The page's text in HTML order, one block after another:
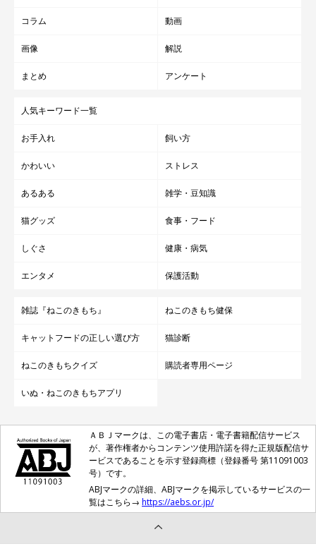
コラム 動画
画像 解説
まとめ アンケート
人気キーワード一覧
お手入れ 飼い方
かわいい ストレス
あるある 雑学・豆知識
猫グッズ 食事・フード
しぐさ 健康・病気
エンタメ 保護活動
雑誌『ねこのきもち』 ねこのきもち健保
キャットフードの正しい選び方 猫診断
ねこのきもちクイズ 購読者専用ページ
いぬ・ねこのきもちアプリ
ＡＢＪマークは、この電子書店・電子書籍配信サービス
が、著作権者からコンテンツ使用許諾を得た正規版配信サ
ービスであることを示す登録商標（登録番号 第11091003
号）です。
ABJマークの詳細、ABJマークを掲示しているサービスの一
覧はこちら→ https://aebs.or.jp/